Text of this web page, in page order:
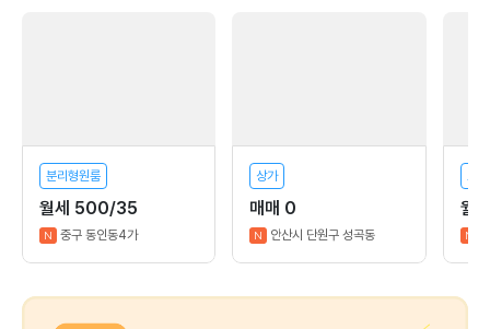
분리형원룸
월세 500/35
N 중구 동인동4가
상가
매매 0
N 안산시 단원구 성곡동
오
월
N